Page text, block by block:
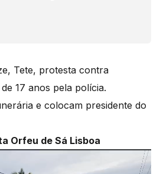
Tete, protesta contra
17 anos pela polícia.
e colocam presidente do
Orfeu de Sá Lisboa